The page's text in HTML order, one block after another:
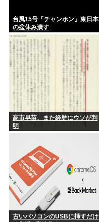
台風15号「チャンホン」東日本
の盆休み潰す
高市早苗、また経歴にウソが判
明
古いパソコンのUSBに挿すだけ